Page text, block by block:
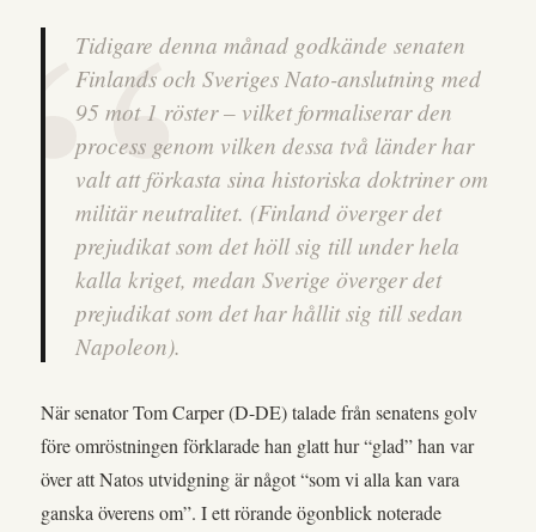
Tidigare denna månad godkände senaten
Finlands och Sveriges Nato-anslutning med
95 mot 1 röster – vilket formaliserar den
process genom vilken dessa två länder har
valt att förkasta sina historiska doktriner om
militär neutralitet. (Finland överger det
prejudikat som det höll sig till under hela
kalla kriget, medan Sverige överger det
prejudikat som det har hållit sig till sedan
Napoleon).
När senator Tom Carper (D-DE) talade från senatens golv
före omröstningen förklarade han glatt hur “glad” han var
över att Natos utvidgning är något “som vi alla kan vara
ganska överens om”. I ett rörande ögonblick noterade